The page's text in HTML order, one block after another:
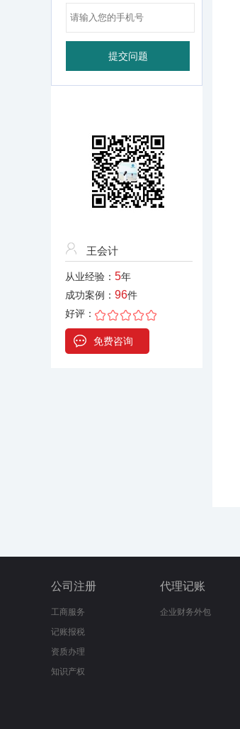
王会计
从业经验： 5年
成功案例： 96件
好评：
免费咨询
公司注册
工商服务
记账报税
资质办理
知识产权
代理记账
企业财务外包